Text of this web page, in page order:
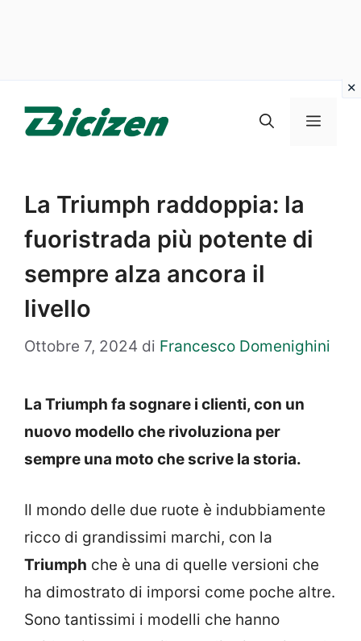
Menu
La Triumph raddoppia: la
fuoristrada più potente di
sempre alza ancora il
livello
Ottobre 7, 2024 di Francesco Domenighini
La Triumph fa sognare i clienti, con un
nuovo modello che rivoluziona per
sempre una moto che scrive la storia.
Il mondo delle due ruote è indubbiamente
ricco di grandissimi marchi, con la
Triumph che è una di quelle versioni che
ha dimostrato di imporsi come poche altre.
Sono tantissimi i modelli che hanno